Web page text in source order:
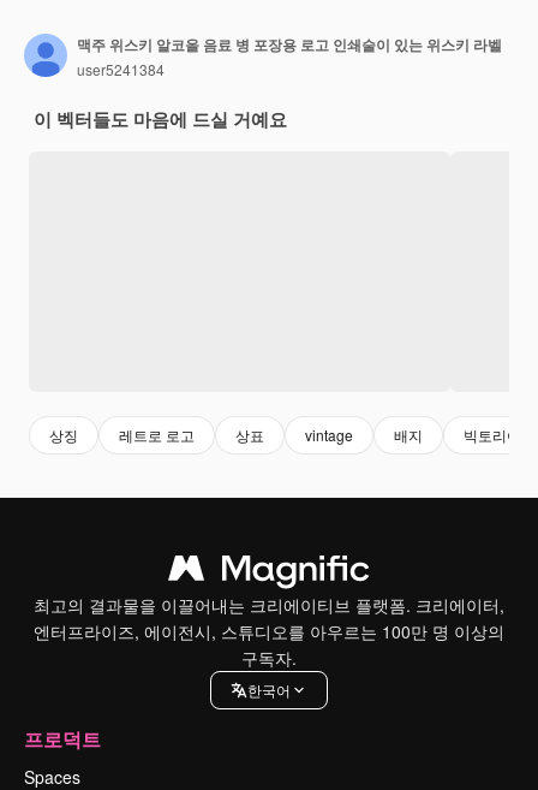
맥주 위스키 알코올 음료 병 포장용 로고 인쇄술이 있는 위스키 라벨
user5241384
이 벡터들도 마음에 드실 거예요
상징 레트로 로고 상표 vintage 배지 빅토리아
최고의 결과물을 이끌어내는 크리에이티브 플랫폼. 크리에이터,
엔터프라이즈, 에이전시, 스튜디오를 아우르는 100만 명 이상의
구독자.
한국어
프로덕트
Spaces